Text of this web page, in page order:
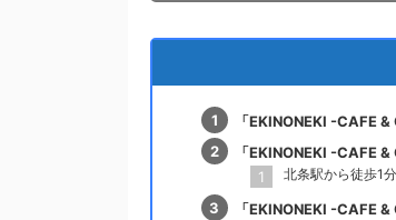
「EKINONEKI -CAFE
「EKINONEKI -CAFE
北条駅から徒歩1
「EKINONEKI -CAFE